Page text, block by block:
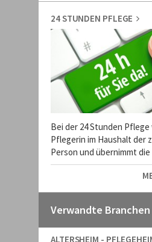
24 STUNDEN PFLEGE
Bei der 24 Stunden
Pflegerin im Haushalt der
Person und übernimmt die
Verwandte Branchen
ALTERSHEIM -